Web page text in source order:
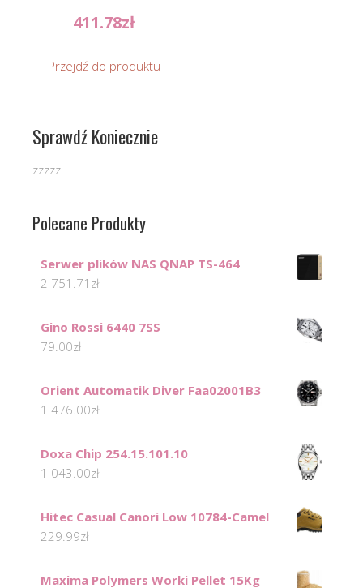
411.78zł
Przejdź do produktu
Sprawdź Koniecznie
zzzzz
Polecane Produkty
Serwer plików NAS QNAP TS-464
2 751.71 zł
Gino Rossi 6440 7SS
79.00zł
Orient Automatik Diver Faa02001B3
1 476.00zł
Doxa Chip 254.15.101.10
1 043.00zł
Hitec Casual Canori Low 10784-Camel
229.99zł
Maxima Polymers Worki Pellet 15Kg